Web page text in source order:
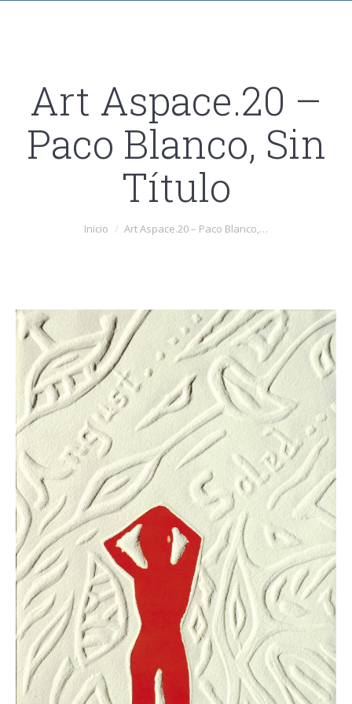
Art Aspace.20 –
Paco Blanco, Sin
Título
Inicio Art Aspace.20 – Paco Blanco,…